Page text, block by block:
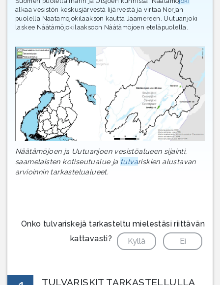
alkaa vesistön keskusjärvestä Iijärvestä ja virtaa Norjan
puolella Näätämöjokilaakson kautta Jäämereen. Uutuanjoki
laskee Näätämöjokilaaksoon Näätämöjoen eteläpuolella.
Näätämöjoen ja Uutuanjoen vesistöalueen sijainti,
saamelaisten kotiseutualue ja tulvariskien alustavan
arvioinnin tarkastelualueet.
Onko tulvariskejä tarkasteltu mielestäsi riittävän
kattavasti?
Kyllä Ei
TULVARISKIT TARKASTELLULLA